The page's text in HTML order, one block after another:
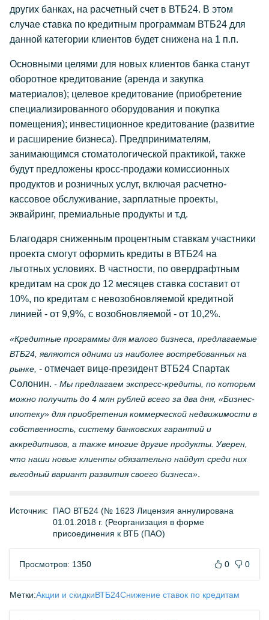
других банках, на расчетный счет в ВТБ24. В этом
случае ставка по кредитным программам ВТБ24 для
данной категории клиентов будет снижена на 1 п.п.
Основными целями для новых клиентов банка станут
оборотное кредитование (аренда и закупка
материалов); целевое кредитование (приобретение
специализированного оборудования и покупка
помещения); инвестиционное кредитование (развитие
и расширение бизнеса). Предпринимателям,
занимающимся стоматологической практикой, также
будут предложены кросс-продажи комиссионных
продуктов и розничных услуг, включая расчетно-
кассовое обслуживание, зарплатные проекты,
эквайринг, премиальные продукты и т.д.
Благодаря сниженным процентным ставкам участники
проекта смогут оформить кредиты в ВТБ24 на
льготных условиях. В частности, по овердрафтным
кредитам на срок до 12 месяцев ставка составит от
10%, по кредитам с невозобновляемой кредитной
линией - от 9,9%, с возобновляемой - от 10,2%.
«Кредитные программы для малого бизнеса, предлагаемые
ВТБ24, являются одними из наиболее востребованных на
рынке, - отмечает вице-президент ВТБ24 Спартак
Солонин. - Мы предлагаем экспресс-кредиты, по которым
можно получить до 4 млн рублей всего за два дня, «Бизнес-
ипотеку» для приобретения коммерческой недвижимости в
собственность, систему банковских гарантий и
аккредитивов, а также многие другие продукты. Уверен,
что наши новые клиенты обязательно найдут среди них
выгодный вариант развития своего бизнеса».
Источник:
ПАО ВТБ24 (№ 1623 Лицензия аннулирована
01.01.2018 г. (Реорганизация в форме
присоединения к ВТБ (ПАО)
Просмотров: 1350 0 0
Метки:Акции и скидкиВТБ24Снижение ставок по кредитам